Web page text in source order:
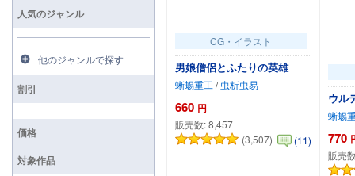
CG・イラスト
男娘僧侶とふたりの英雄
蜥蜴重工 / 虫析虫易
660 円
販売数:8,457
(3,507)
(11)
ウル
蜥蜴
770
販売
人気のジャンル
他のジャンルで探す
割引
価格
対象作品